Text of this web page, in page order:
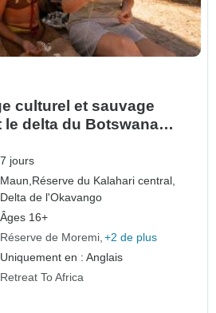
culturel et sauvage
le delta du Botswana
7 jours
Maun,Réserve du Kalahari central,
Delta de l'Okavango
Âges 16+
Réserve de Moremi +2 de plus
Uniquement en : Anglais
Retreat To Africa